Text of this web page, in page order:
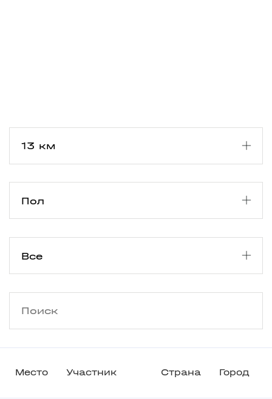
Место Участник Страна Город